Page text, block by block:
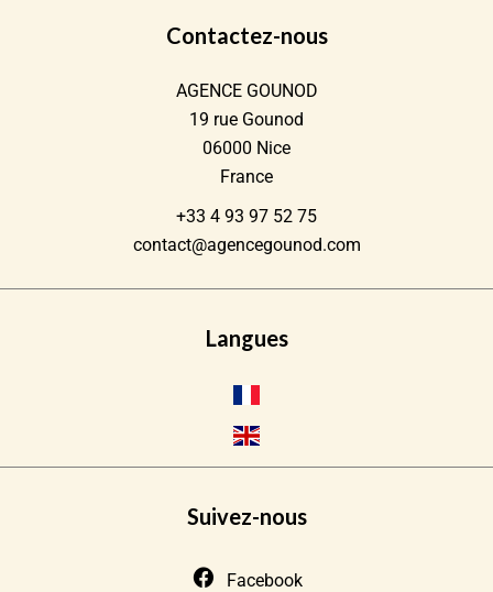
Contactez-nous
AGENCE GOUNOD
19 rue Gounod
06000 Nice
France
+33 4 93 97 52 75
contact@agencegounod.com
Langues
Suivez-nous
Facebook